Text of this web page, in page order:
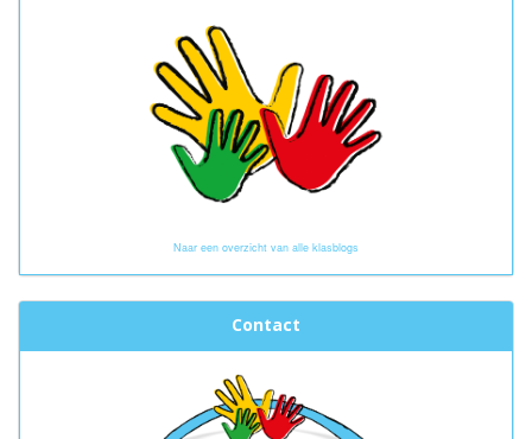
Naar een overzicht van alle klasblogs
Contact